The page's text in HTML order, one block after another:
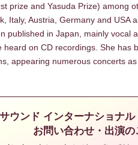
prize and Yasuda Prize) among
Italy, Austria, Germany and USA
published in Japan, mainly vocal
on CD recordings. She has
appearing numerous concerts
サウンド インターナショナ
お問い合わせ・出演の